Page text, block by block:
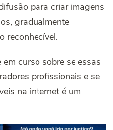
para criar imagens
gradualmente
reconhecível.
curso sobre se essas
profissionais e se
na internet é um